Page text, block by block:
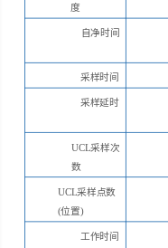
度
自净时间
采样时间
采样延时
UCL采样次
数
UCL采样点数
(位置)
工作时间